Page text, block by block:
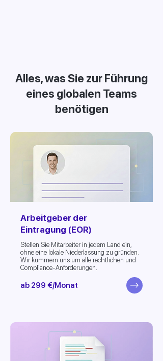
Alles, was Sie zur Führung
eines globalen Teams
benötigen
Arbeitgeber der
Eintragung (EOR)
Stellen Sie Mitarbeiter in jedem Land ein,
ohne eine lokale Niederlassung zu gründen.
Wir kümmern uns um alle rechtlichen und
Compliance-Anforderungen.
ab 299 €/Monat